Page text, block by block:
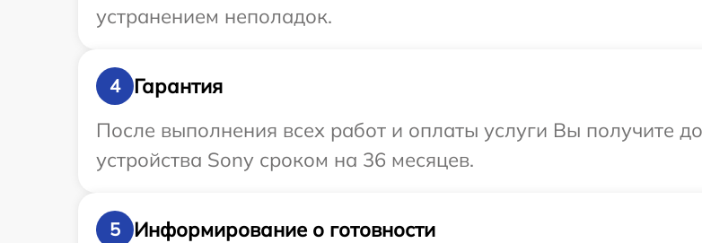
устранением неполадок.
4
Гарантия
После выполнения всех работ и оплаты услуги Вы получите
устройства Sony сроком на 36 месяцев.
5
Информирование о готовности